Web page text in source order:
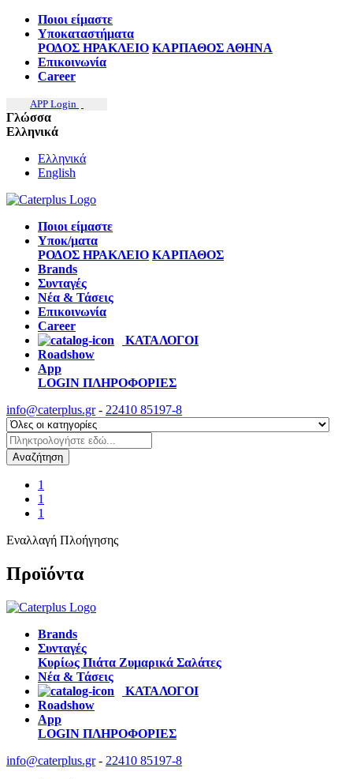
Ποιοι είμαστε
Υποκαταστήματα
ΡΟΔΟΣ ΗΡΑΚΛΕΙΟ ΚΑΡΠΑΘΟΣ ΑΘΗΝΑ
Επικοινωνία
Career
APP Login
Γλώσσα
Ελληνικά
Ελληνικά
English
Ποιοι είμαστε
Υποκ/ματα
ΡΟΔΟΣ ΗΡΑΚΛΕΙΟ ΚΑΡΠΑΘΟΣ
Brands
Συνταγές
Νέα & Τάσεις
Επικοινωνία
Career
ΚΑΤΑΛΟΓΟΙ
Roadshow
App
LOGIN ΠΛΗΡΟΦΟΡΙΕΣ
info@caterplus.gr- 22410 85197-8
Αναζήτηση
1
1
1
Εναλλαγή Πλοήγησης
Προϊόντα
Brands
Συνταγές
Κυρίως Πιάτα Ζυμαρικά Σαλάτες
Νέα & Τάσεις
ΚΑΤΑΛΟΓΟΙ
Roadshow
App
LOGIN ΠΛΗΡΟΦΟΡΙΕΣ
info@caterplus.gr- 22410 85197-8